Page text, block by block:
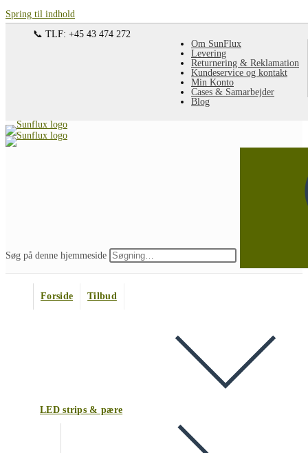
Spring til indhold
Om SunFlux
Levering
Returnering & Reklamation
Kundeservice og kontakt
Min Konto
Cases & Samarbejder
Blog
📞 TLF: +45 43 474 272
Søg på denne hjemmeside
Forside Tilbud
LED strips & pære